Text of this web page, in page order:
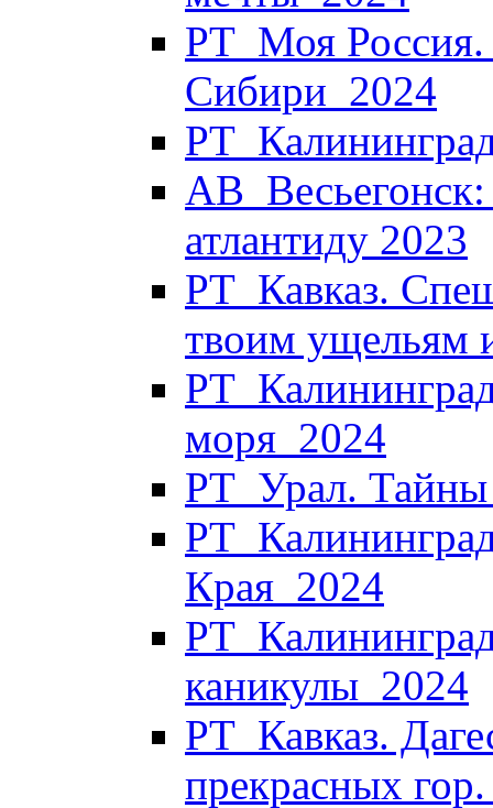
РТ_Моя Россия.
Сибири_2024
атлантиду 2023
РТ_Кавказ.
твоим ущельям
моря_2024
РТ_Урал. Тайны
Края_2024
каникулы_2024
РТ_Кавказ.
прекрасных